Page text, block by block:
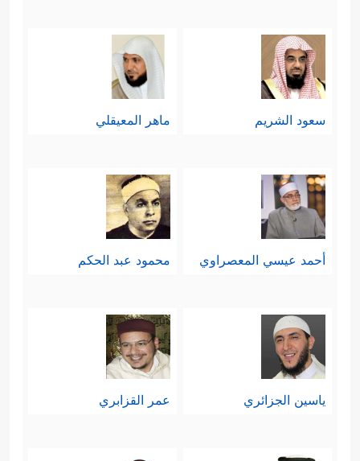
سعود الشريم ماهر المعيقلي
أحمد عيسي المعصراوي محمود عبد الحكم
ياسين الجزائري عمر القزابري